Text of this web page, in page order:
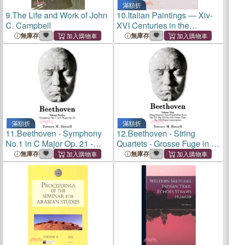
9.The Life and Work of John
C. Campbell
無庫存
滿額折
10.Italian Paintings ― Xiv-
XVI Centuries in the
Museum of Fine Arts,
Houston
無庫存
滿額折
11.Beethoven - Symphony
No.1 in C Major Op. 21 -
Creation, Origins and
Reception History
無庫存
滿額折
12.Beethoven - String
Quartets - Grosse Fuge in B-
Flat Major, Op. 133; Grosse
Fuge, Op. 134 (Piano
Transcription); String Quartet
in C-Sharp Minor, Op. 1
無庫存